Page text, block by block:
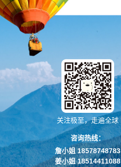
关注极至，走遍全球
咨询热线：
詹小姐 18578748783
姜小姐 18514411088